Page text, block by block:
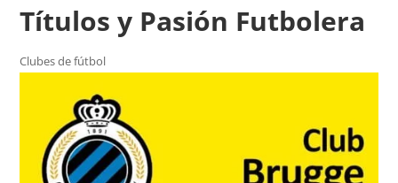
Títulos y Pasión Futbolera
Clubes de fútbol